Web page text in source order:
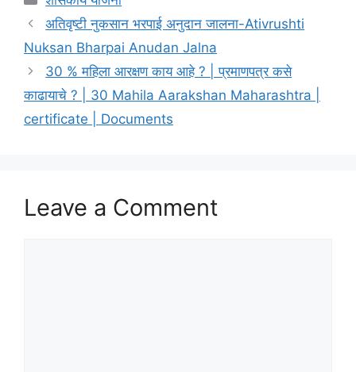
अतिवृष्टी नुकसान भरपाई अनुदान जालना-Ativrushti
Nuksan Bharpai Anudan Jalna
30 % महिला आरक्षण काय आहे ? | प्रमाणपत्र कसे
काढायाचे ? | 30 Mahila Aarakshan Maharashtra |
certificate | Documents
Leave a Comment